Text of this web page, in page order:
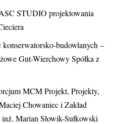
STUDIO projektowania
budowlanych –
Gut-Wierchowy Spółka z
MCM Projekt, Projekty,
Chowaniec i Zakład
Marian Słowik-Sułkowski